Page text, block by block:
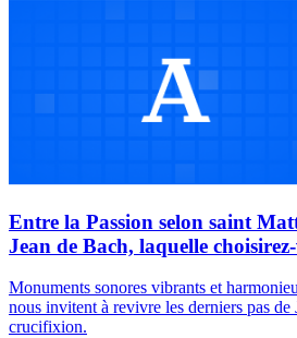
Entre la Passion selon saint
Jean de Bach, laquelle
Monuments sonores vibrants et
nous invitent à revivre les derniers pas de
crucifixion.